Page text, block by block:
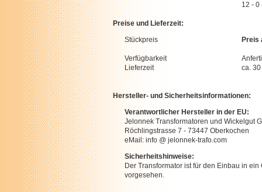
12 - 0
Preise und Lieferzeit:
Stückpreis
Preis
Verfügbarkeit
Lieferzeit
ca.
Hersteller- und Sicherheitsinformationen:
Verantwortlicher Hersteller in der EU:
Jelonnek Transformatoren und Wickelgut
Röchlingstrasse 7 - 73447 Oberkochen
eMail: info @ jelonnek-trafo.com
Sicherheitshinweise:
Der Transformator ist für den Einbau in
vorgesehen.